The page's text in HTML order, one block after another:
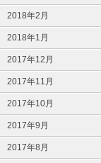
2018年2月
2018年1月
2017年12月
2017年11月
2017年10月
2017年9月
2017年8月